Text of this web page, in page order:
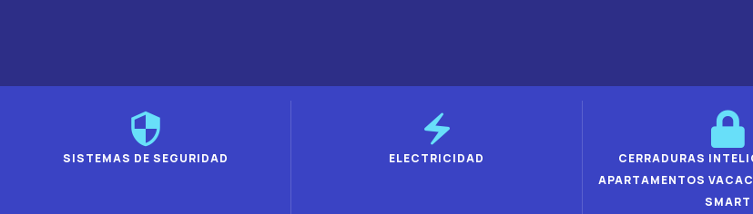
SISTEMAS DE SEGURIDAD ELECTRICIDAD
CERRADURAS
APARTAMENTOS
SMART